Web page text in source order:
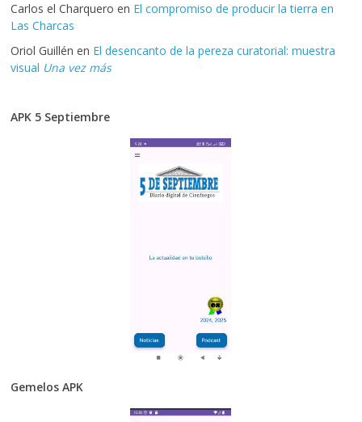
Carlos el Charquero en El compromiso de producir la tierra en
Las Charcas
Oriol Guillén en El desencanto de la pereza curatorial: muestra
visual Una vez más
APK 5 Septiembre
Gemelos APK